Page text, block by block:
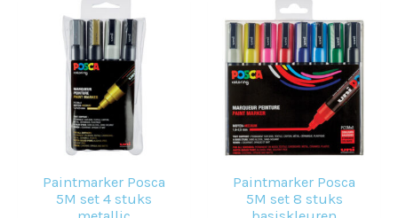
Paintmarker Posca
5M set 4 stuks
Paintmarker Posca
5M set 8 stuks